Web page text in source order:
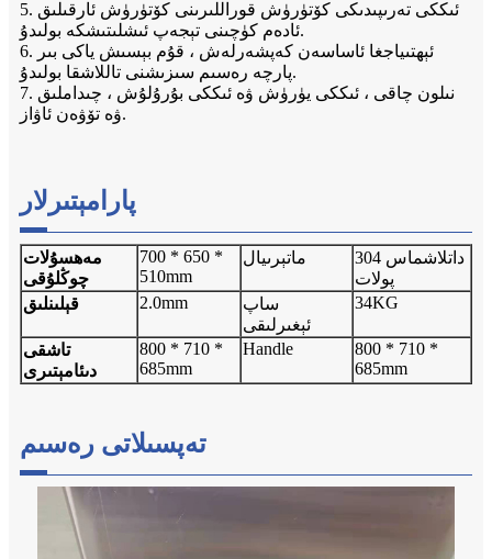
5. ئىككى تەرىپىدىكى كۆتۈرۈش قوراللىرىنى كۆتۈرۈش ئارقىلىق
ئادەم كۈچىنى تېجەپ ئىشلىتىشكە بولىدۇ.
6. ئېھتىياجغا ئاساسەن كەپشەرلەش ، قۇم بېسىش ياكى بىر
پارچە رەسىم سىزىشنى تاللاشقا بولىدۇ.
7. نىلون چاقى ، ئىككى يۈرۈش ۋە ئىككى بۇرۇلۇش ، چىداملىق
ۋە تۆۋەن ئاۋاز.
پارامېتىرلار
مەھسۇلات
چوڭلۇقى
700 * 650 *
510mm
ماتېرىيال
304 داتلاشماس
پولات
قېلىنلىق
2.0mm
ساپ
ئېغىرلىقى
34KG
تاشقى
دىئامېتىرى
800 * 710 *
685mm
Handle
800 * 710 *
685mm
تەپسىلاتى رەسىم